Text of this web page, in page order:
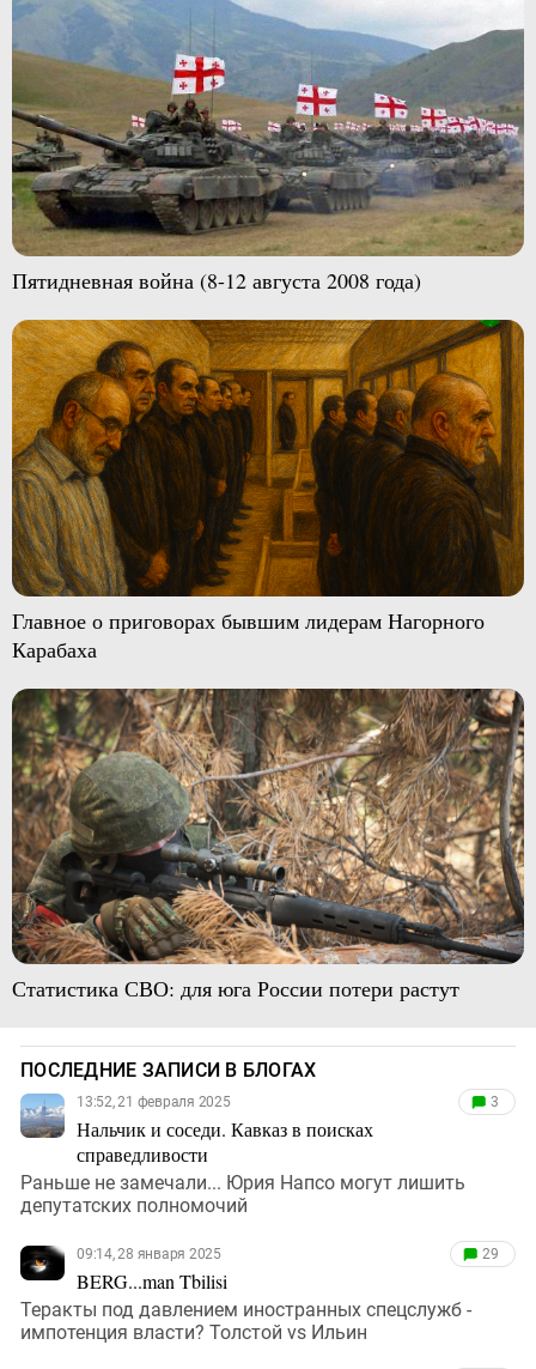
Пятидневная война (8-12 августа 2008 года)
Главное о приговорах бывшим лидерам Нагорного
Карабаха
Статистика СВО: для юга России потери растут
ПОСЛЕДНИЕ ЗАПИСИ В БЛОГАХ
13:52, 21 февраля 2025
Нальчик и соседи. Кавказ в поисках
справедливости
3
Раньше не замечали... Юрия Напсо могут лишить
депутатских полномочий
09:14, 28 января 2025
BERG...man Tbilisi
29
Теракты под давлением иностранных спецслужб -
импотенция власти? Толстой vs Ильин